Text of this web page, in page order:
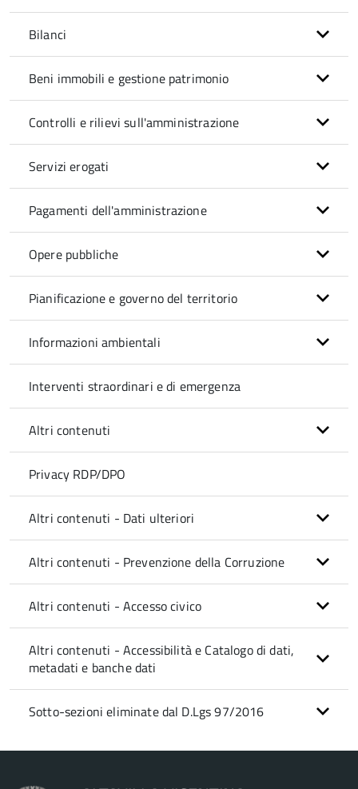
Bilanci
Beni immobili e gestione patrimonio
Controlli e rilievi sull'amministrazione
Servizi erogati
Pagamenti dell'amministrazione
Opere pubbliche
Pianificazione e governo del territorio
Informazioni ambientali
Interventi straordinari e di emergenza
Altri contenuti
Privacy RDP/DPO
Altri contenuti - Dati ulteriori
Altri contenuti - Prevenzione della Corruzione
Altri contenuti - Accesso civico
Altri contenuti - Accessibilità e Catalogo di dati,
metadati e banche dati
Sotto-sezioni eliminate dal D.Lgs 97/2016